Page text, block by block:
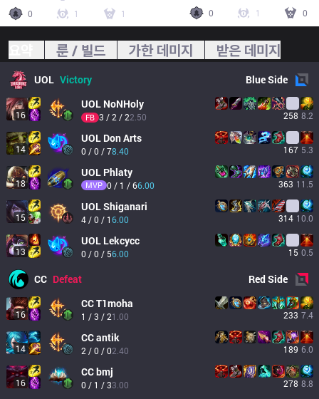
0
1 1
0
1 0
룬 / 빌드 가한 데미지 받은 데미지
UOL Victory BlueSide
16
UOL NoNHoly
FB 3 / 2 / 22.50 258 8.2
14
UOL Don Arts
0 / 0 / 78.40 167 5.3
18
UOL Phlaty
MVP 0 / 1 / 66.00 363 11.5
15
UOLShiganari
4 / 0 / 16.00 314 10.0
13
UOL Lekcycc
0 / 0 / 56.00 15 0.5
CC Defeat RedSide
16
CCT1moha
1 / 3 / 21.00 233 7.4
14
CCantik
2 / 0 / 02.40 189 6.0
16
CCbmj
0 / 1 / 33.00 278 8.8